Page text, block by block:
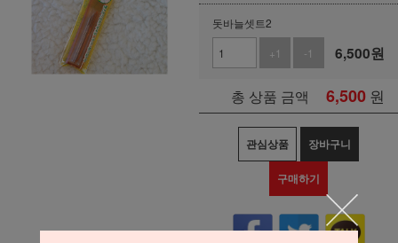
돗바늘셋트2
+1
-1 6,500원
총 상품 금액 6,500 원
관심상품 장바구니
구매하기